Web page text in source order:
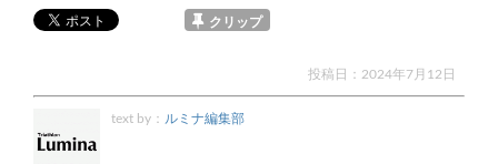
クリップ
投稿日： 2024年7月12日
text by： ルミナ編集部